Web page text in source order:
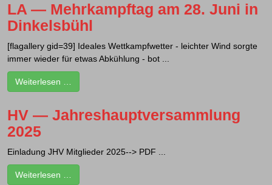
LA — Mehrkampftag am 28. Juni in
Dinkelsbühl
[flagallery gid=39] Ideales Wettkampfwetter - leichter Wind sorgte
immer wieder für etwas Abkühlung - bot ...
Weiterlesen …
HV — Jahreshauptversammlung
2025
Einladung JHV Mitglieder 2025--> PDF ...
Weiterlesen …